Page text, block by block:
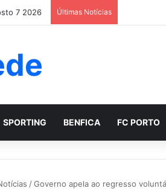
7 2026 Últimas Notícias
SPORTING BENFICA FC PORTO
/Governo apela ao regresso